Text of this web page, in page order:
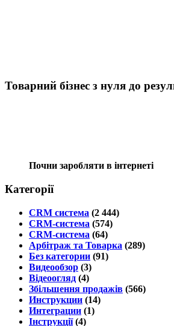
Товарний бізнес з нуля до
Почни заробляти в інтернеті
Категорії
CRM система (2 444)
CRM-система (574)
CRM-система (64)
Арбітраж та Товарка (289)
Без категории (91)
Видеообзор (3)
Відеоогляд (4)
Збільшення продажів (566)
Инструкции (14)
Интеграции (1)
Інструкції(4)